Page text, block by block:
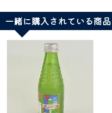
一緒に購入されている商品